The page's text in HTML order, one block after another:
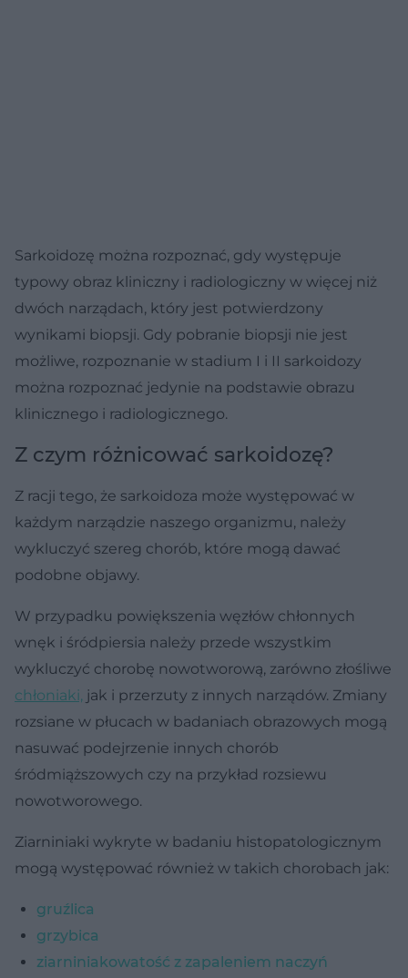
Sarkoidozę można rozpoznać, gdy występuje
typowy obraz kliniczny i radiologiczny w więcej niż
dwóch narządach, który jest potwierdzony
wynikami biopsji. Gdy pobranie biopsji nie jest
możliwe, rozpoznanie w stadium I i II sarkoidozy
można rozpoznać jedynie na podstawie obrazu
klinicznego i radiologicznego.
Z czym różnicować sarkoidozę?
Z racji tego, że sarkoidoza może występować w
każdym narządzie naszego organizmu, należy
wykluczyć szereg chorób, które mogą dawać
podobne objawy.
W przypadku powiększenia węzłów chłonnych
wnęk i śródpiersia należy przede wszystkim
wykluczyć chorobę nowotworową, zarówno złośliwe
chłoniaki, jak i przerzuty z innych narządów. Zmiany
rozsiane w płucach w badaniach obrazowych mogą
nasuwać podejrzenie innych chorób
śródmiąższowych czy na przykład rozsiewu
nowotworowego.
Ziarniniaki wykryte w badaniu histopatologicznym
mogą występować również w takich chorobach jak:
gruźlica
grzybica
ziarniniakowatość z zapaleniem naczyń